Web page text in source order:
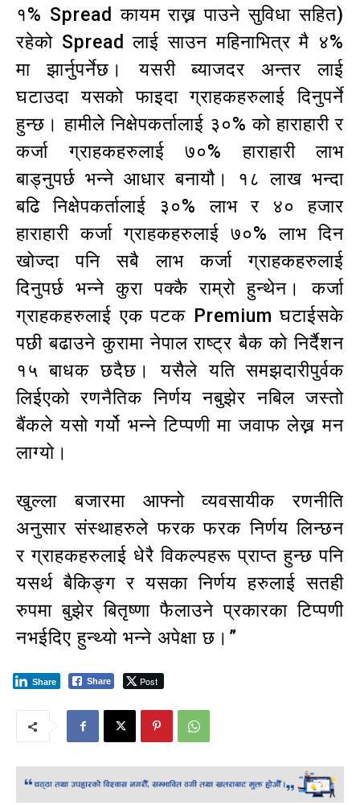
१% Spread कायम राख्न पाउने सुविधा सहित)
रहेको Spread लाई साउन महिनाभित्र मै ४%
मा झार्नुपर्नेछ। यसरी ब्याजदर अन्तर लाई
घटाउदा यसको फाइदा ग्राहकहरुलाई दिनुपर्ने
हुन्छ। हामीले निक्षेपकर्तालाई ३०% को हाराहारी र
कर्जा ग्राहकहरुलाई ७०% हाराहारी लाभ
बाड्नुपर्छ भन्ने आधार बनायौ। १८ लाख भन्दा
बढि निक्षेपकर्तालाई ३०% लाभ र ४० हजार
हाराहारी कर्जा ग्राहकहरुलाई ७०% लाभ दिन
खोज्दा पनि सबै लाभ कर्जा ग्राहकहरुलाई
दिनुपर्छ भन्ने कुरा पक्कै राम्रो हुन्थेन। कर्जा
ग्राहकहरुलाई एक पटक Premium घटाईसके
पछी बढाउने कुरामा नेपाल राष्ट्र बैक को निर्दैशन
१५ बाधक छदैछ। यसैले यति समझदारीपुर्वक
लिईएको रणनैतिक निर्णय नबुझेर नबिल जस्तो
बैंकले यसो गर्यो भन्ने टिप्पणी मा जवाफ लेख्न मन
लाग्यो।
खुल्ला बजारमा आफ्नो व्यवसायीक रणनीति
अनुसार संस्थाहरुले फरक फरक निर्णय लिन्छन
र ग्राहकहरुलाई धेरै विकल्पहरू प्राप्त हुन्छ पनि
यसर्थ बैकिङ्ग र यसका निर्णय हरुलाई सतही
रुपमा बुझेर बितृष्णा फैलाउने प्रकारका टिप्पणी
नभईदिए हुन्थ्यो भन्ने अपेक्षा छ।”
Share Post
Share